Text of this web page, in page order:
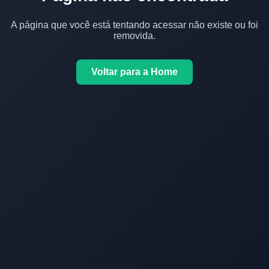
A página que você está tentando acessar não existe ou foi
removida.
Voltar para a Home